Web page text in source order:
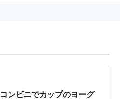
ンビニでカップのヨーグ